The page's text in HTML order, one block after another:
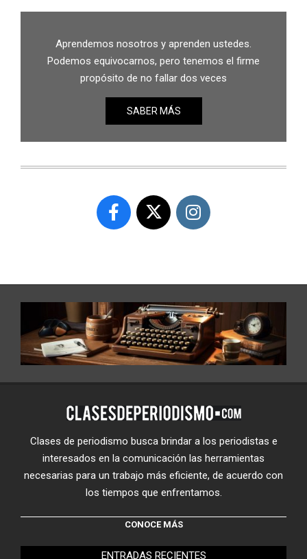
Aprendemos nosotros y aprenden ustedes.
Podemos equivocarnos, pero tenemos el firme
propósito de no fallar dos veces
SABER MÁS
Clases de periodismo busca brindar a los periodistas e
interesados en la comunicación las herramientas
necesarias para un trabajo más eficiente, de acuerdo con
los tiempos que enfrentamos.
CONOCE MÁS
ENTRADAS RECIENTES